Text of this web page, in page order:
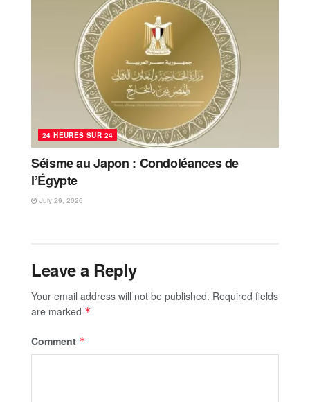
24 HEURES SUR 24
Séisme au Japon : Condoléances de
l’Égypte
July 29, 2026
Leave a Reply
Your email address will not be published. Required fields
are marked *
Comment *